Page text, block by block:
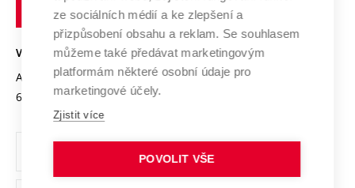
Open Science
Projekty
Projekty ze strukturálních fondů
Specifický výzkum
Mezinárodní dohody
Univerzitní sítě
Podnikavá univerzita / ContriBUTe
Bezpečná univerzita
Vyznamenání
Organizační struktura
Ochrana osobních údajů
technické
Brně
VYSOKÉ UČENÍ TECHNICKÉ V BRNĚ
Antonínská 548/1
602 00 Brno
www.vut.cz
vut@vutbr.cz
ze sociálních médií a ke zlepšení a
přizpůsobení obsahu a reklam. Se souhlasem
můžeme také předávat marketingovým
platformám některé osobní údaje pro
marketingové účely.
Zjistit více
POVOLIT VŠE